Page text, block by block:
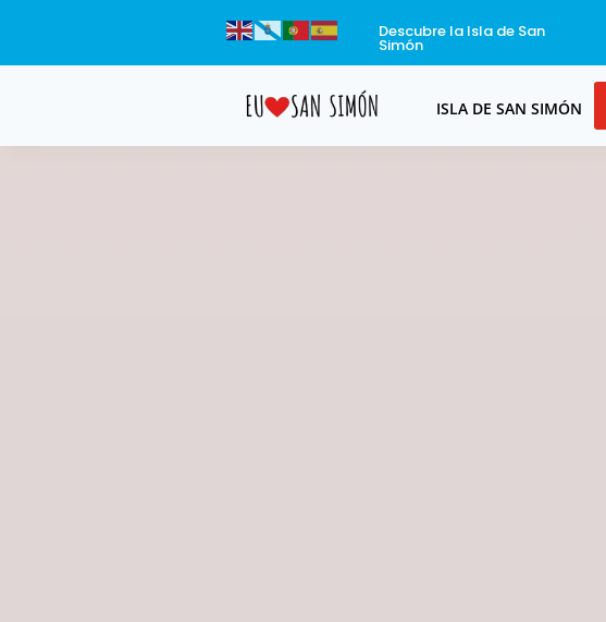
Descubre la Isla de San
Simón
ISLA DE SAN SIMÓN